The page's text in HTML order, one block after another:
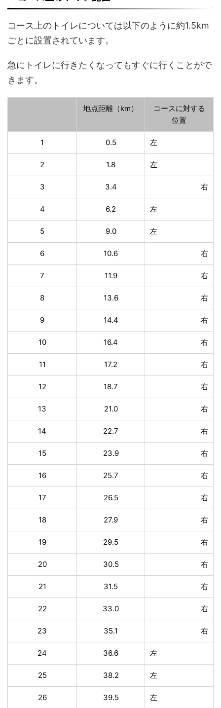
コース上のトイレについては以下のように約1.5km
ごとに設置されています。
急にトイレに行きたくなってもすぐに行くことがで
きます。
地点距離（km）
コースに対する
位置
1 0.5 左
2 1.8 左
3 3.4 右
4 6.2 左
5 9.0 左
6 10.6 右
7 11.9 右
8 13.6 右
9 14.4 右
10 16.4 右
11 17.2 右
12 18.7 右
13 21.0 右
14 22.7 右
15 23.9 右
16 25.7 右
17 26.5 右
18 27.9 右
19 29.5 右
20 30.5 右
21 31.5 右
22 33.0 右
23 35.1 右
24 36.6 左
25 38.2 左
26 39.5 左